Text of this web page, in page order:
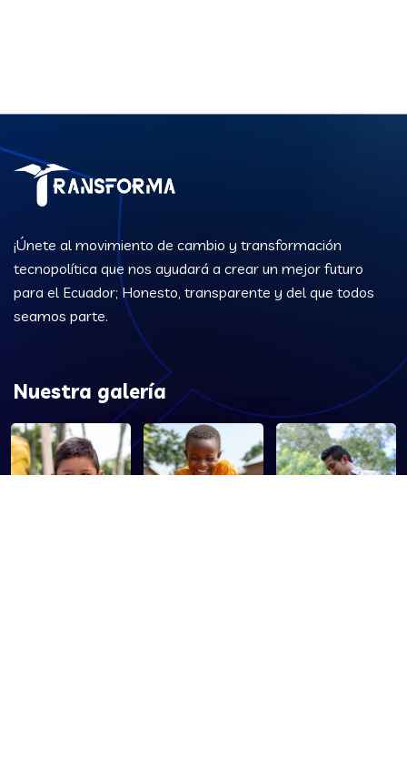
¡Únete al movimiento de cambio y transformación
tecnopolítica que nos ayudará a crear un mejor futuro
para el Ecuador; Honesto, transparente y del que todos
seamos parte.
Nuestra galería